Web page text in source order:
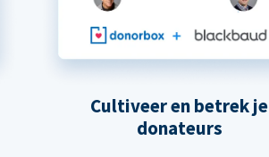
Cultiveer en betrek je
donateurs